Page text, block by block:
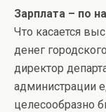
Зарплата – по
Что касается
денег
директор
администрации
целесообразно